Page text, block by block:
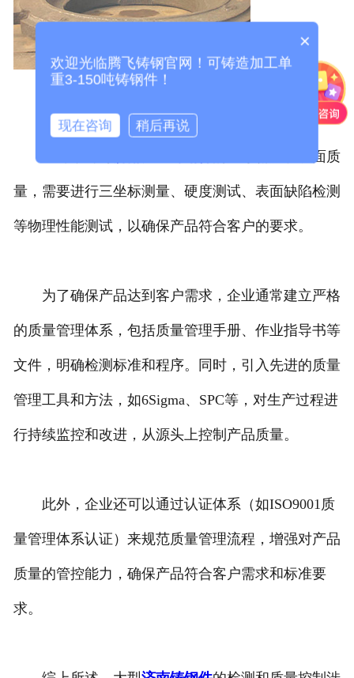
此外，针对 的尺寸精度和表面质
量，需要进行三坐标测量、硬度测试、表面缺陷检测
等物理性能测试，以确保产品符合客户的要求。
为了确保产品达到客户需求，企业通常建立严格
的质量管理体系，包括质量管理手册、作业指导书等
文件，明确检测标准和程序。同时，引入先进的质量
管理工具和方法，如6Sigma、SPC等，对生产过程进
行持续监控和改进，从源头上控制产品质量。
此外，企业还可以通过认证体系（如ISO9001质
量管理体系认证）来规范质量管理流程，增强对产品
质量的管控能力，确保产品符合客户需求和标准要
求。
×
欢迎光临腾飞铸钢官网！可铸造加工单
重3-150吨铸钢件！
现在咨询 稍后再说